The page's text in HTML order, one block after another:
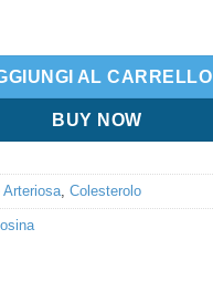
AL CARRELLO
BUY NOW
Arteriosa Colesterolo